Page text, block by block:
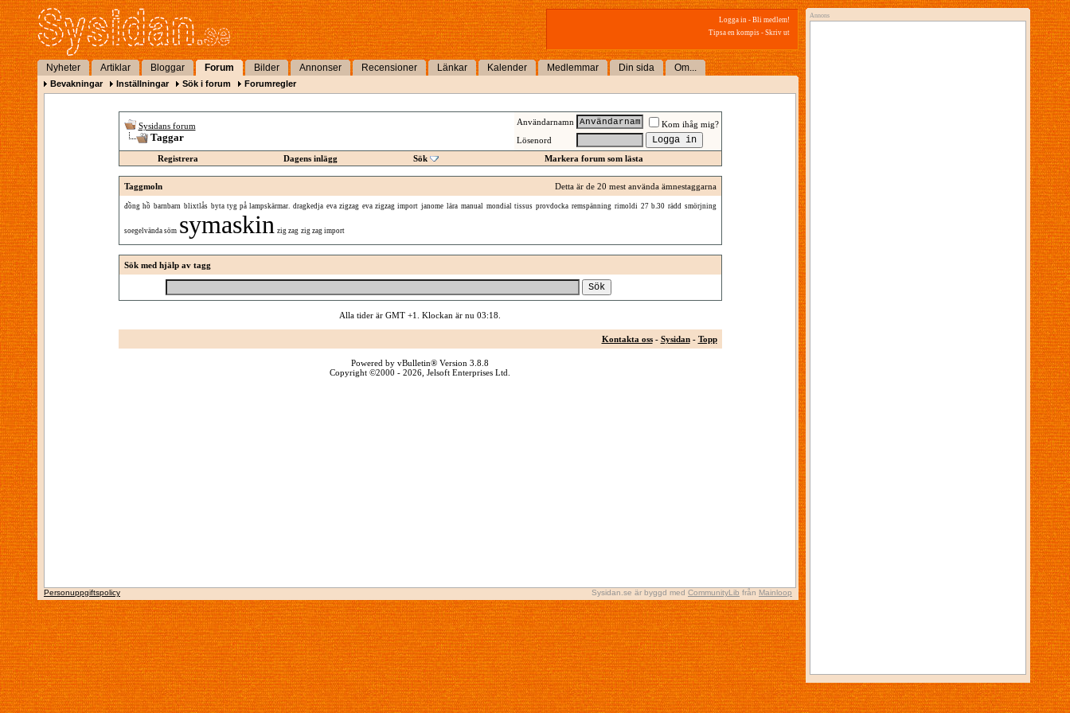
Logga in - Bli medlem!
Tipsa en kompis - Skriv ut
Nyheter Artiklar Bloggar Forum Bilder Annonser Recensioner Länkar Kalender Medlemmar Din sida Om...
Bevakningar Inställningar Sök i forum Forumregler
Sysidans forum
Taggar
Användarnamn
Kom ihåg mig?
Lösenord
Registrera
Dagens inlägg Sök Markera forum som lästa
Detta är de 20 mest använda ämnestaggarna
Taggmoln
đồng hồ barnbarn blixtlås byta tyg på lampskärmar. dragkedja eva zigzag eva zigzag import janome lära manual mondial tissus provdocka remspänning rimoldi 27 b.30 rädd smörjning
soegelvända söm symaskin zig zag zig zag import
Sök med hjälp av tagg
Alla tider är GMT +1. Klockan är nu 03:18
Kontakta oss- Sysidan- Topp
Powered by vBulletin® Version 3.8.8
Copyright ©2000 - 2026, Jelsoft Enterprises Ltd.
Sysidan.se är byggd med CommunityLib från Mainloop
Personuppgiftspolicy
Annons